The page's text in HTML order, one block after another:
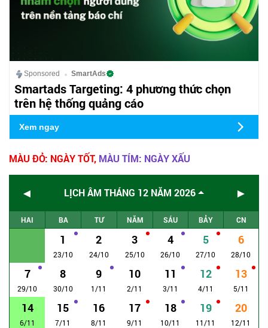
Sponsored SmartAds
Smartads Targeting: 4 phương thức chọn
trên hệ thống quảng cáo
Xem ngay
MÀU ĐỎ: NGÀY TỐT, MÀU TÍM: NGÀY XẤU
◄ LỊCH ÂM THÁNG 12 NĂM 2026 ►
HAI BA TƯ NĂM SÁU BẢY CN
1
23/10
2
24/10
3
25/10
4
26/10
5
27/10
6
28/10
7
29/10
8
30/10
9
1/11
10
2/11
11
3/11
12
4/11
13
5/11
14
6/11
15
7/11
16
8/11
17
9/11
18
10/11
19
11/11
20
12/11